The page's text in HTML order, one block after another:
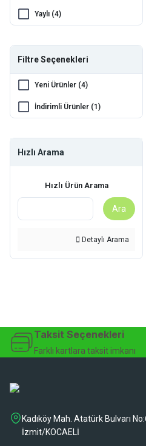
Yaylı (4)
Filtre Seçenekleri
Yeni Ürünler (4)
İndirimli Ürünler (1)
Hızlı Arama
Hızlı Ürün Arama
Ara
Detaylı Arama
Taksit Seçenekleri
Farklı kartlara taksit imkanı
Kadıköy Mah. Atatürk Bulvarı
İzmit/KOCAELİ